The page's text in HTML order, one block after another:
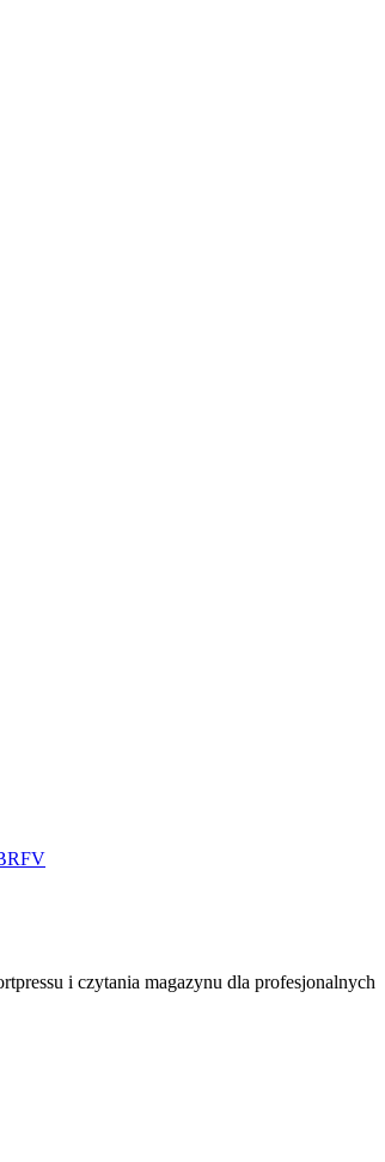
i czytania magazynu dla profesjonalnych